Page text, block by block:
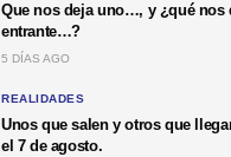
Que nos deja uno…, y ¿qué nos
entrante…?
5 DÍAS AGO
REALIDADES
Unos que salen y otros que
el 7 de agosto.